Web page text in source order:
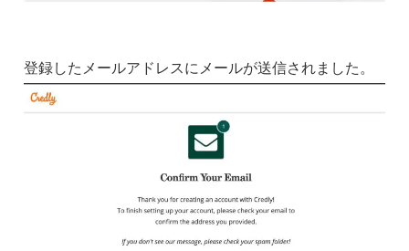
登録したメールアドレスにメールが送信されました。